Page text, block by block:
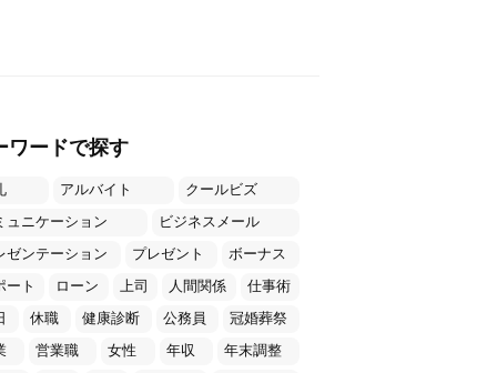
ワードで探す
アルバイト
クールビズ
ュニケーション
ビジネスメール
ゼンテーション
プレゼント
ボーナス
ート
ローン 上司 人間関係
仕事術
休職 健康診断 公務員
冠婚葬祭
営業職 女性 年収
年末調整